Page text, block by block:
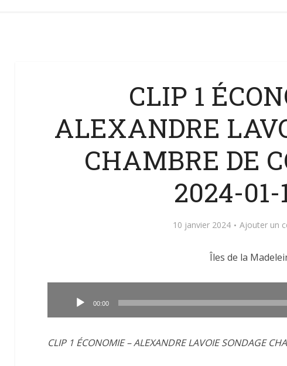
CLIP 1
ALEXANDRE
CHAMBRE DE
2024-01-
10 janvier 2024 Ajouter un
Îles de la
00:00
CLIP 1 ÉCONOMIE – ALEXANDRE LAVOIE SONDAGE